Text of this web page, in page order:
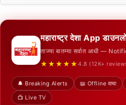
महाराष्ट्र देशा App
ताज्या बातम्या सर्वात आधी —
★★★★★ 4.8 (12K+
🔔 Breaking Alerts 📖 Offline वाचा
📺 Live TV